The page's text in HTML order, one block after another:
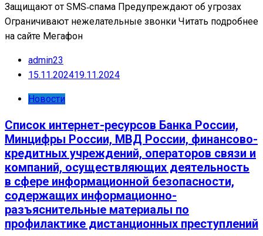
Защищают от SMS‑спама Предупреждают об угрозах
Ограничивают нежелательные звонки Читать подробнее
на сайте Мегафон
admin23
15.11.202419.11.2024
Новости
Список интернет-ресурсов Банка России,
Минцифры России, МВД России, финансово-
кредитных учреждений, операторов связи и
компаний, осуществляющих деятельность
в сфере информационной безопасности,
содержащих информационно-
разъяснительные материалы по
профилактике дистанционных преступлений